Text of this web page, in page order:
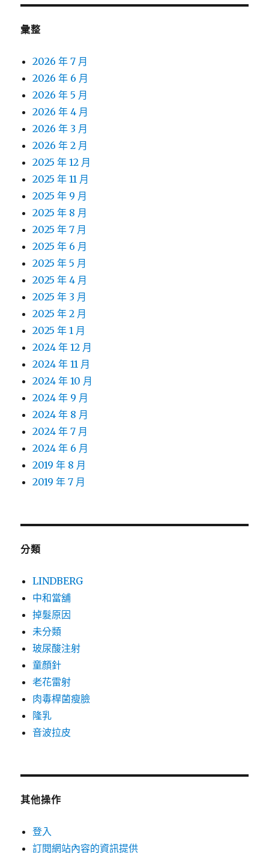
彙整
2026 年 7 月
2026 年 6 月
2026 年 5 月
2026 年 4 月
2026 年 3 月
2026 年 2 月
2025 年 12 月
2025 年 11 月
2025 年 9 月
2025 年 8 月
2025 年 7 月
2025 年 6 月
2025 年 5 月
2025 年 4 月
2025 年 3 月
2025 年 2 月
2025 年 1 月
2024 年 12 月
2024 年 11 月
2024 年 10 月
2024 年 9 月
2024 年 8 月
2024 年 7 月
2024 年 6 月
2019 年 8 月
2019 年 7 月
分類
LINDBERG
中和當舖
掉髮原因
未分類
玻尿酸注射
童顏針
老花雷射
肉毒桿菌瘦臉
隆乳
音波拉皮
其他操作
登入
訂閱網站內容的資訊提供